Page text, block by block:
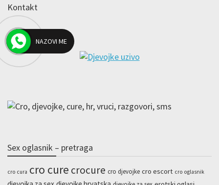
Kontakt
Sex oglasnik – pretraga
cro cura cro cure crocure cro djevojke cro escort cro oglasnik
NAZOVI ME